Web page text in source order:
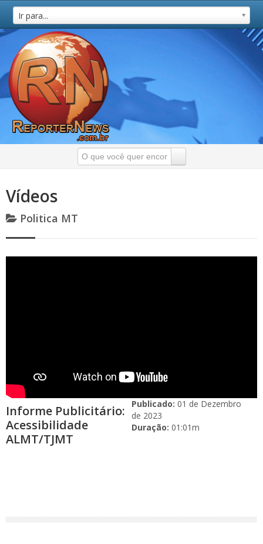
Ir para...
Vídeos
Politica MT
Informe Publicitário:
Acessibilidade
ALMT/TJMT
Publicado: 01 de Dezembro
de 2023
Duração: 01:01m